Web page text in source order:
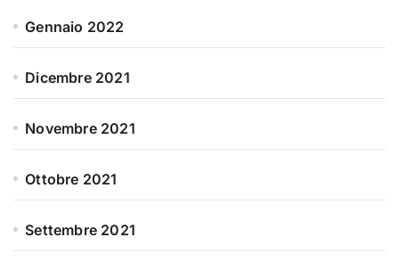
Gennaio 2022
Dicembre 2021
Novembre 2021
Ottobre 2021
Settembre 2021